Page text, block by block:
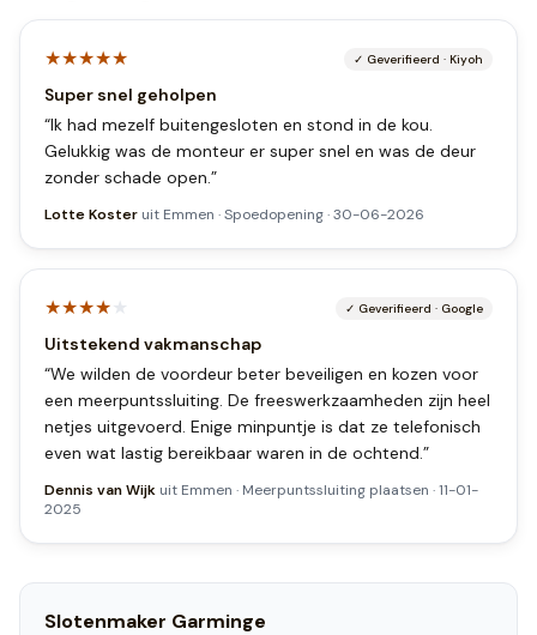
★★★★★ ✓ Geverifieerd · Kiyoh
Super snel geholpen
“Ik had mezelf buitengesloten en stond in de kou.
Gelukkig was de monteur er super snel en was de deur
zonder schade open.”
Lotte Koster uit Emmen ·Spoedopening·30-06-2026
★★★★★ ✓ Geverifieerd · Google
Uitstekend vakmanschap
“We wilden de voordeur beter beveiligen en kozen voor
een meerpuntssluiting. De freeswerkzaamheden zijn heel
netjes uitgevoerd. Enige minpuntje is dat ze telefonisch
even wat lastig bereikbaar waren in de ochtend.”
Dennis van Wijk uit Emmen · Meerpuntssluiting plaatsen ·11-01-
2025
Slotenmaker Garminge